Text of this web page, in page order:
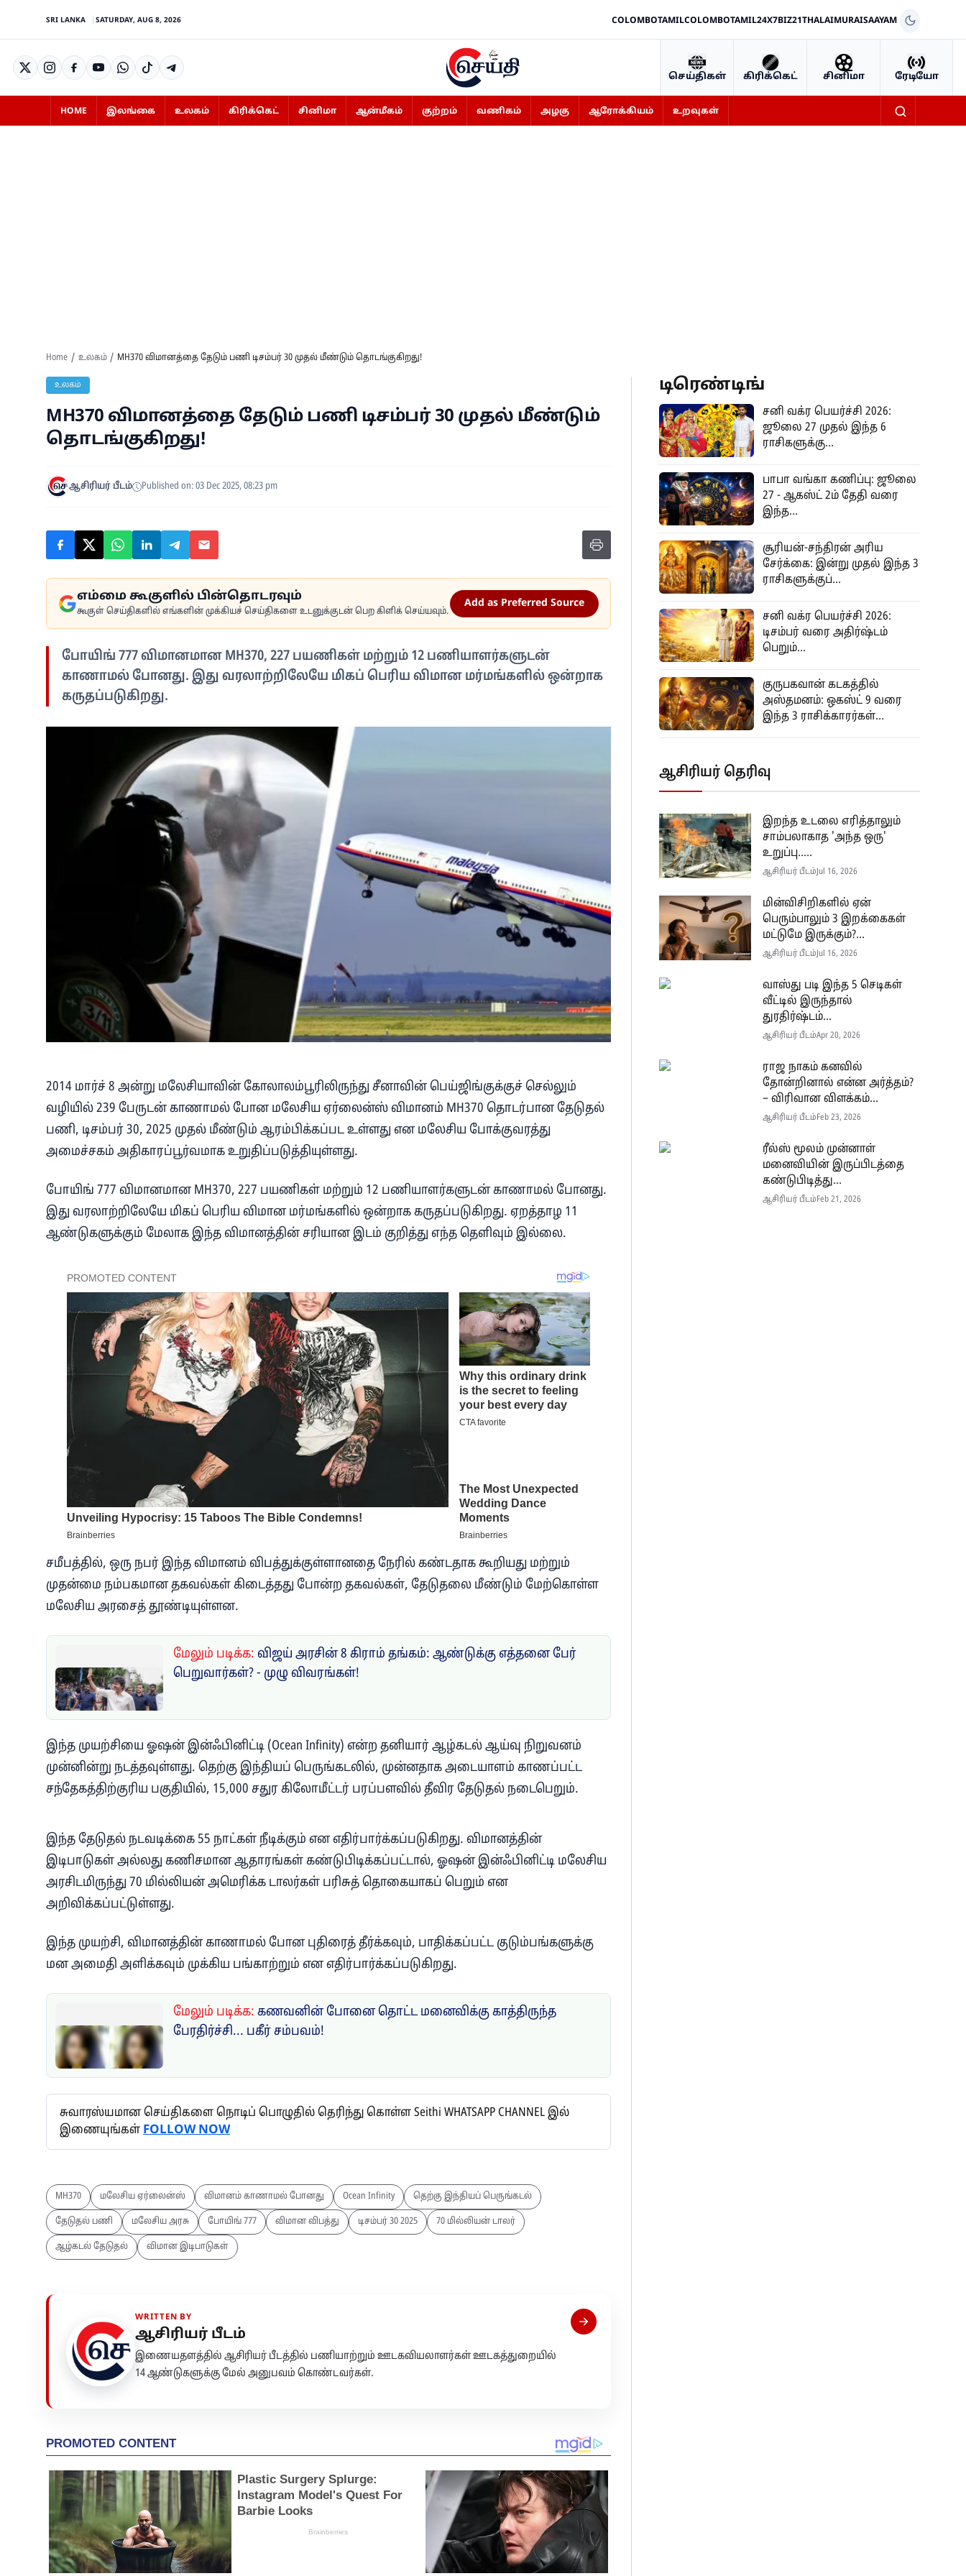
SRI LANKA SATURDAY, AUG 8, 2026 COLOMBOTAMILCOLOMBOTAMIL24X7BIZ21THALAIMURAISAAYAM
செய்திகள் கிரிக்கெட் சினிமா ரேடியோ
HOME இலங்கை உலகம் கிரிக்கெட் சினிமா ஆன்மீகம் குற்றம் வணிகம் அழகு ஆரோக்கியம் உறவுகள்
Home உலகம் MH370 விமானத்தை தேடும் பணி டிசம்பர் 30 முதல் மீண்டும் தொடங்குகிறது!
உலகம்
MH370 விமானத்தை தேடும் பணி டிசம்பர் 30 முதல் மீண்டும்
தொடங்குகிறது!
ஆசிரியர் பீடம் Published on: 03 Dec 2025, 08:23 pm
எம்மை கூகுளில் பின்தொடரவும்
கூகுள் செய்திகளில் எங்களின் முக்கியச் செய்திகளை உடனுக்குடன் பெற கிளிக் செய்யவும்.
Add as Preferred Source
போயிங் 777 விமானமான MH370, 227 பயணிகள் மற்றும் 12 பணியாளர்களுடன்
காணாமல் போனது. இது வரலாற்றிலேயே மிகப் பெரிய விமான மர்மங்களில் ஒன்றாக
கருதப்படுகிறது.
2014 மார்ச் 8 அன்று மலேசியாவின் கோலாலம்பூரிலிருந்து சீனாவின் பெய்ஜிங்குக்குச் செல்லும்
வழியில் 239 பேருடன் காணாமல் போன மலேசிய ஏர்லைன்ஸ் விமானம் MH370 தொடர்பான தேடுதல்
பணி, டிசம்பர் 30, 2025 முதல் மீண்டும் ஆரம்பிக்கப்பட உள்ளது என மலேசிய போக்குவரத்து
அமைச்சகம் அதிகாரப்பூர்வமாக உறுதிப்படுத்தியுள்ளது.
போயிங் 777 விமானமான MH370, 227 பயணிகள் மற்றும் 12 பணியாளர்களுடன் காணாமல் போனது.
இது வரலாற்றிலேயே மிகப் பெரிய விமான மர்மங்களில் ஒன்றாக கருதப்படுகிறது. ஏறத்தாழ 11
ஆண்டுகளுக்கும் மேலாக இந்த விமானத்தின் சரியான இடம் குறித்து எந்த தெளிவும் இல்லை.
சமீபத்தில், ஒரு நபர் இந்த விமானம் விபத்துக்குள்ளானதை நேரில் கண்டதாக கூறியது மற்றும்
முதன்மை நம்பகமான தகவல்கள் கிடைத்தது போன்ற தகவல்கள், தேடுதலை மீண்டும் மேற்கொள்ள
மலேசிய அரசைத் தூண்டியுள்ளன.
மேலும் படிக்க: விஜய் அரசின் 8 கிராம் தங்கம்: ஆண்டுக்கு எத்தனை பேர்
பெறுவார்கள்? - முழு விவரங்கள்!
இந்த முயற்சியை ஓஷன் இன்ஃபினிட்டி (Ocean Infinity) என்ற தனியார் ஆழ்கடல் ஆய்வு நிறுவனம்
முன்னின்று நடத்தவுள்ளது. தெற்கு இந்தியப் பெருங்கடலில், முன்னதாக அடையாளம் காணப்பட்ட
சந்தேகத்திற்குரிய பகுதியில், 15,000 சதுர கிலோமீட்டர் பரப்பளவில் தீவிர தேடுதல் நடைபெறும்.
இந்த தேடுதல் நடவடிக்கை 55 நாட்கள் நீடிக்கும் என எதிர்பார்க்கப்படுகிறது. விமானத்தின்
இடிபாடுகள் அல்லது கணிசமான ஆதாரங்கள் கண்டுபிடிக்கப்பட்டால், ஓஷன் இன்ஃபினிட்டி மலேசிய
அரசிடமிருந்து 70 மில்லியன் அமெரிக்க டாலர்கள் பரிசுத் தொகையாகப் பெறும் என
அறிவிக்கப்பட்டுள்ளது.
இந்த முயற்சி, விமானத்தின் காணாமல் போன புதிரைத் தீர்க்கவும், பாதிக்கப்பட்ட குடும்பங்களுக்கு
மன அமைதி அளிக்கவும் முக்கிய பங்காற்றும் என எதிர்பார்க்கப்படுகிறது.
மேலும் படிக்க: கணவனின் போனை தொட்ட மனைவிக்கு காத்திருந்த
பேரதிர்ச்சி... பகீர் சம்பவம்!
சுவாரஸ்யமான செய்திகளை நொடிப் பொழுதில் தெரிந்து கொள்ள Seithi WHATSAPP CHANNEL இல்
இணையுங்கள் FOLLOW NOW
MH370 மலேசிய ஏர்லைன்ஸ் விமானம் காணாமல் போனது Ocean Infinity தெற்கு இந்தியப் பெருங்கடல்
தேடுதல் பணி மலேசிய அரசு போயிங் 777 விமான விபத்து டிசம்பர் 30 2025 70 மில்லியன் டாலர்
ஆழ்கடல் தேடுதல் விமான இடிபாடுகள்
WRITTEN BY
ஆசிரியர் பீடம்
இணையதளத்தில் ஆசிரியர் பீடத்தில் பணியாற்றும் ஊடகவியலாளர்கள் ஊடகத்துறையில்
14 ஆண்டுகளுக்கு மேல் அனுபவம் கொண்டவர்கள்.
டிரெண்டிங்
சனி வக்ர பெயர்ச்சி 2026:
ஜூலை 27 முதல் இந்த 6
ராசிகளுக்கு...
பாபா வங்கா கணிப்பு: ஜூலை
27 - ஆகஸ்ட் 2ம் தேதி வரை
இந்த...
சூரியன்-சந்திரன் அரிய
சேர்க்கை: இன்று முதல் இந்த 3
ராசிகளுக்குப்...
சனி வக்ர பெயர்ச்சி 2026:
டிசம்பர் வரை அதிர்ஷ்டம்
பெறும்...
குருபகவான் கடகத்தில்
அஸ்தமனம்: ஒகஸ்ட் 9 வரை
இந்த 3 ராசிக்காரர்கள்...
ஆசிரியர் தெரிவு
இறந்த உடலை எரித்தாலும்
சாம்பலாகாத 'அந்த ஒரு'
உறுப்பு.....
ஆசிரியர் பீடம் Jul 16, 2026
மின்விசிறிகளில் ஏன்
பெரும்பாலும் 3 இறக்கைகள்
மட்டுமே இருக்கும்?...
ஆசிரியர் பீடம் Jul 16, 2026
வாஸ்து படி இந்த 5 செடிகள்
வீட்டில் இருந்தால்
துரதிர்ஷ்டம்...
ஆசிரியர் பீடம்Apr 20, 2026
ராஜ நாகம் கனவில்
தோன்றினால் என்ன அர்த்தம்?
– விரிவான விளக்கம்...
ஆசிரியர் பீடம்Feb 23, 2026
ரீல்ஸ் மூலம் முன்னாள்
மனைவியின் இருப்பிடத்தை
கண்டுபிடித்து...
ஆசிரியர் பீடம்Feb 21, 2026